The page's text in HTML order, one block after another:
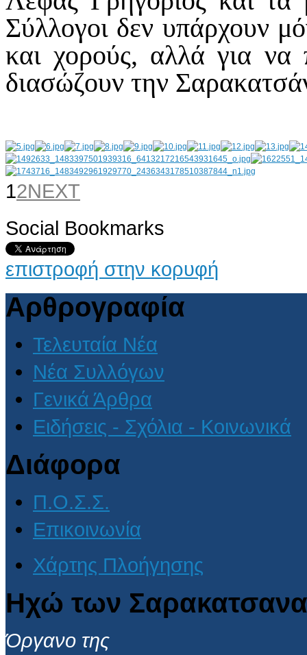
Σύλλογοι δεν υπάρχουν
και χορούς, αλλά για να
διασώζουν την
12NEXT
AdmirorGallery 4.5.0, author/s Vasiljevski& Kekeljevic
Social Bookmarks
επιστροφή στην κορυφή
Αρθρογραφία
Τελευταία Νέα
Νέα Συλλόγων
Γενικά Άρθρα
Ειδήσεις - Σχόλια - Κοινωνικά
Διάφορα
Π.Ο.Σ.Σ.
Επικοινωνία
Χάρτης Πλοήγησης
Ηχώ των
Όργανο της